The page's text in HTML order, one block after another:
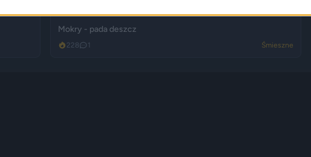
Mokry - pada deszcz
228 1 Śmieszne